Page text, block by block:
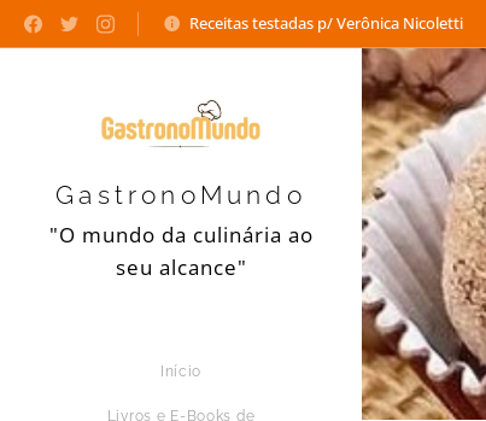
Receitas testadas p/ Verônica Nicoletti
GastronoMundo
"O mundo da culinária ao
seu alcance"
Início
Livros e E-Books de